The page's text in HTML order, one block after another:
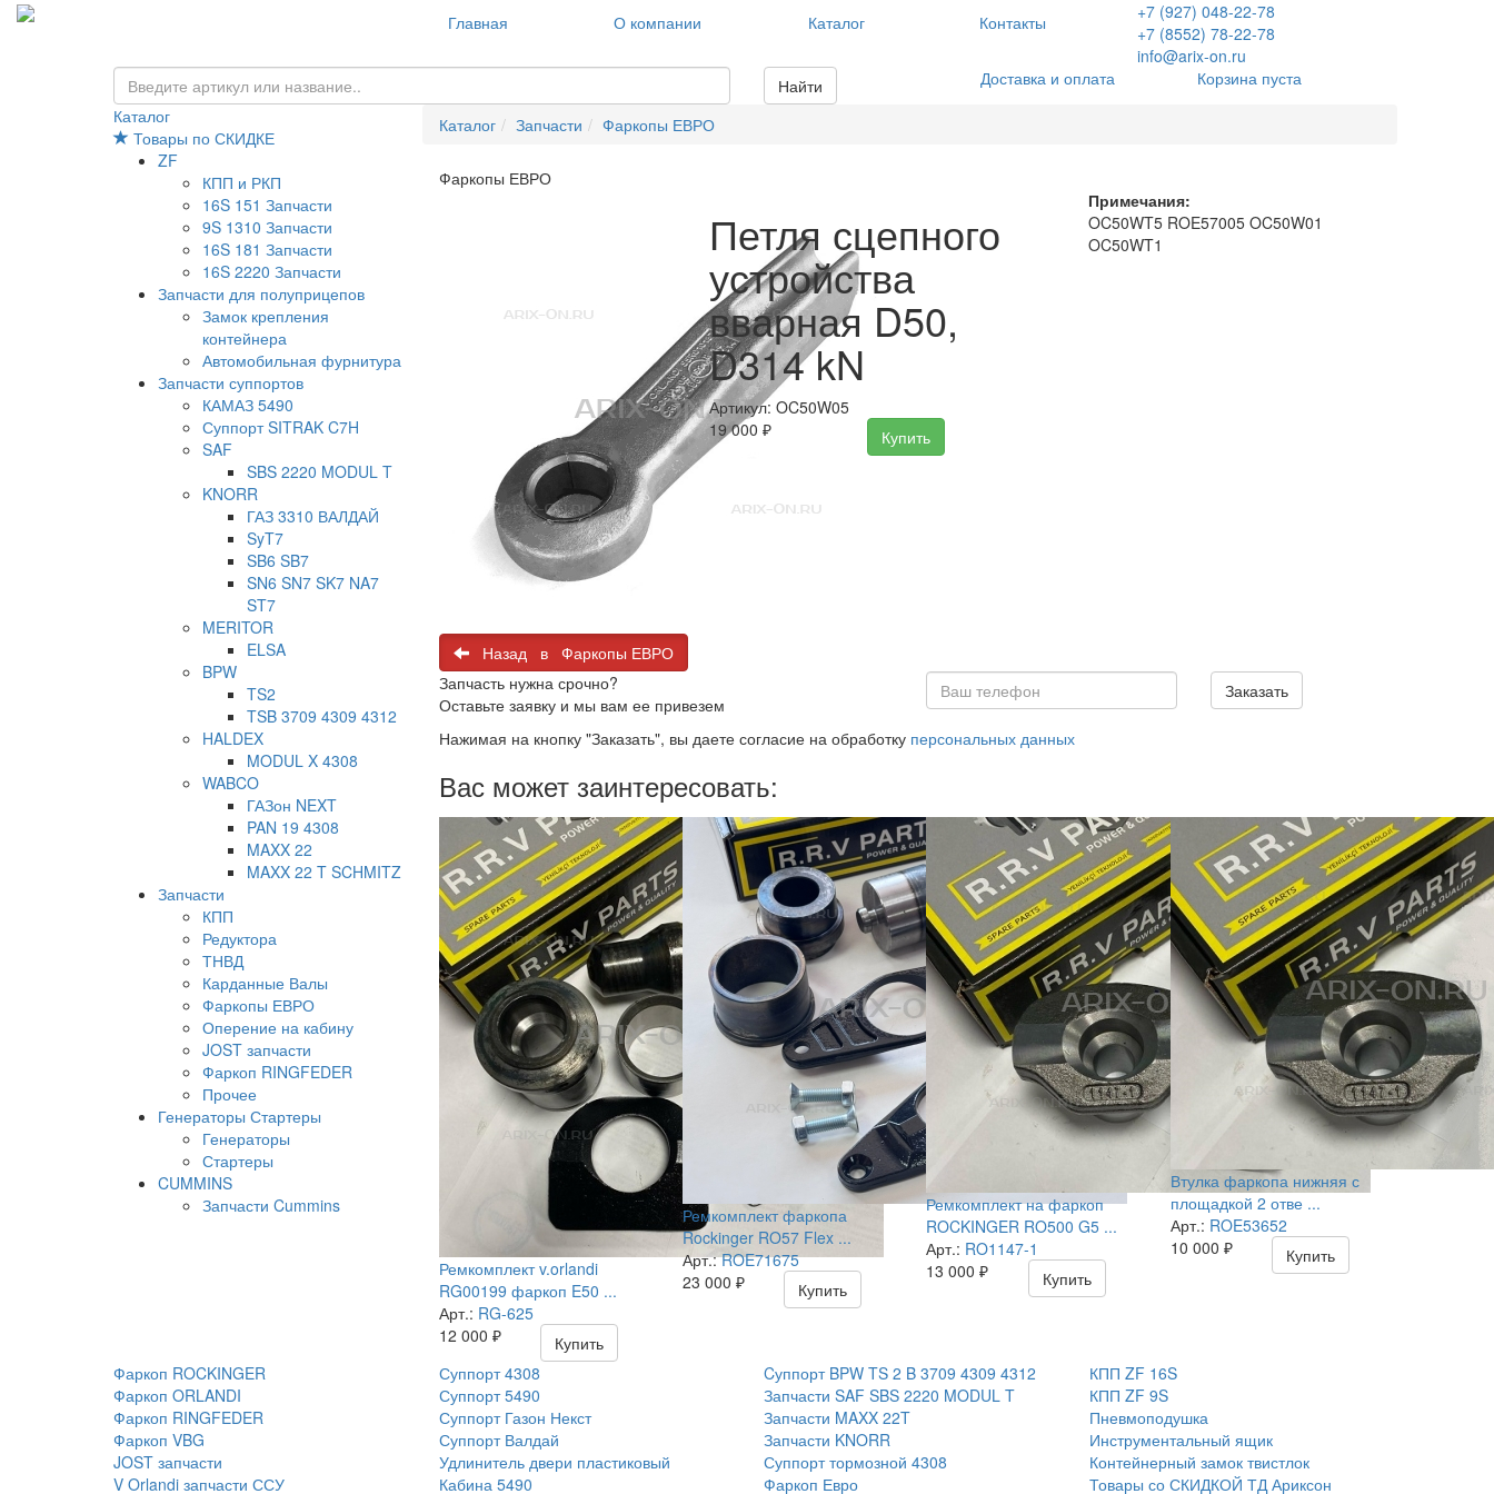
Главная О компании Каталог Контакты
+7 (927) 048-22-78
+7 (8552) 78-22-78
info@arix-on.ru
Найти
Доставка и оплата
Корзина пуста
Каталог
Товары по СКИДКЕ
ZF
КПП и РКП
16S 151 Запчасти
9S 1310 Запчасти
16S 181 Запчасти
16S 2220 Запчасти
Запчасти для полуприцепов
Замок крепления
контейнера
Автомобильная фурнитура
Запчасти суппортов
КАМАЗ 5490
Суппорт SITRAK C7H
SAF
SBS 2220 MODUL T
KNORR
ГАЗ 3310 ВАЛДАЙ
SyT7
SB6 SB7
SN6 SN7 SK7 NA7
ST7
MERITOR
ELSA
BPW
TS2
TSB 3709 4309 4312
HALDEX
MODUL X 4308
WABCO
ГАЗон NEXT
PAN 19 4308
MAXX 22
MAXX 22 T SCHMITZ
Запчасти
КПП
Редуктора
ТНВД
Карданные Валы
Фаркопы ЕВРО
Оперение на кабину
JOST запчасти
Фаркоп RINGFEDER
Прочее
Генераторы Стартеры
Генераторы
Стартеры
CUMMINS
Запчасти Cummins
Каталог Запчасти Фаркопы ЕВРО
Фаркопы ЕВРО
Петля сцепного
устройства
вварная D50,
D314 kN
Артикул: OC50W05
19 000₽ Купить
Примечания:
OC50WT5 ROE57005 OC50W01
OC50WT1
Назад в Фаркопы ЕВРО
Запчасть нужна срочно?
Оставьте заявку и мы вам ее привезем
Заказать
Нажимая на кнопку "Заказать", вы даете согласие на обработку персональных данных
Вас может заинтересовать:
Ремкомплект v.orlandi
RG00199 фаркоп E50 ...
Арт.: RG-625
12 000 ₽ Купить
Ремкомплект фаркопа
Rockinger RO57 Flex ...
Арт.:ROE71675
23 000 ₽ Купить
Ремкомплект на фаркоп
ROCKINGER RO500 G5 ...
Арт.: RO1147-1
13 000₽ Купить
Втулка фаркопа нижняя с
площадкой 2 отве ...
Арт.: ROE53652
10 000 ₽ Купить
Фаркоп ROCKINGER Суппорт 4308 Cуппорт BPW TS 2 B 3709 4309 4312
КПП ZF 16S
Фаркоп ORLANDI
Суппорт 5490 Запчасти SAF SBS 2220 MODUL T
КПП ZF 9S
Фаркоп RINGFEDER
Суппорт Газон Некст Запчасти MAXX 22T
Пневмоподушка
Фаркоп VBG
Суппорт Валдай Запчасти KNORR
Инструментальный ящик
JOST запчасти
Удлинитель двери пластиковый Суппорт тормозной 4308
Контейнерный замок твистлок
V Orlandi запчасти ССУ
Кабина 5490 Фаркоп Евро Товары со СКИДКОЙ ТД Ариксон